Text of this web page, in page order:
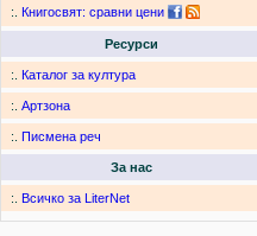
:. Книгосвят: сравни цени
Ресурси
:. Каталог за култура
:. Артзона
:. Писмена реч
За нас
:. Всичко за LiterNet